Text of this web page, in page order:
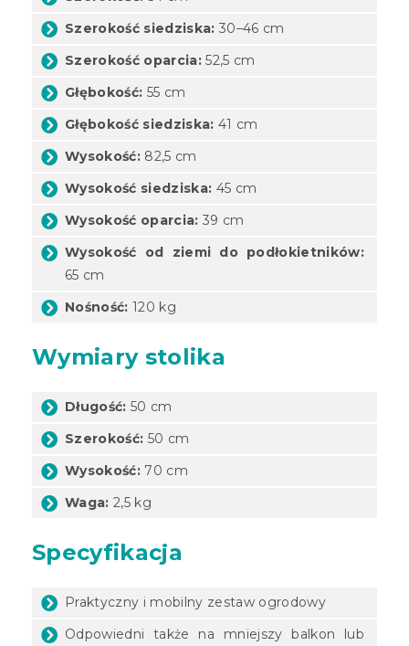
Szerokość siedziska: 30–46 cm
Szerokość oparcia: 52,5 cm
Głębokość: 55 cm
Głębokość siedziska: 41 cm
Wysokość: 82,5 cm
Wysokość siedziska: 45 cm
Wysokość oparcia: 39 cm
Wysokość od ziemi do podłokietników:
65 cm
Nośność: 120 kg
Wymiary stolika
Długość: 50 cm
Szerokość: 50 cm
Wysokość: 70 cm
Waga: 2,5 kg
Specyfikacja
Praktyczny i mobilny zestaw ogrodowy
Odpowiedni także na mniejszy balkon lub